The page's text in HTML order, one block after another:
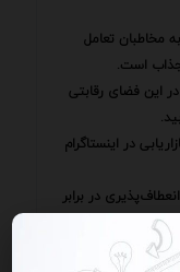
مخاطبان تعامل
جذاب است.
این فضای رقابتی
در اینستاگرام
در برابر
باشید و از
قرار می‌دهد